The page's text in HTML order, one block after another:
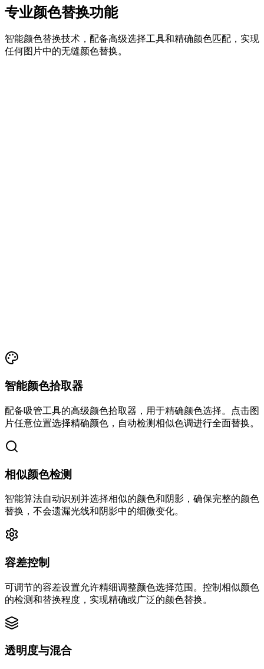
专业颜色替换功能
智能颜色替换技术，配备高级选择工具和精确颜色匹配，实现
任何图片中的无缝颜色替换。
智能颜色拾取器
配备吸管工具的高级颜色拾取器，用于精确颜色选择。点击图
片任意位置选择精确颜色，自动检测相似色调进行全面替换。
相似颜色检测
智能算法自动识别并选择相似的颜色和阴影，确保完整的颜色
替换，不会遗漏光线和阴影中的细微变化。
容差控制
可调节的容差设置允许精细调整颜色选择范围。控制相似颜色
的检测和替换程度，实现精确或广泛的颜色替换。
透明度与混合